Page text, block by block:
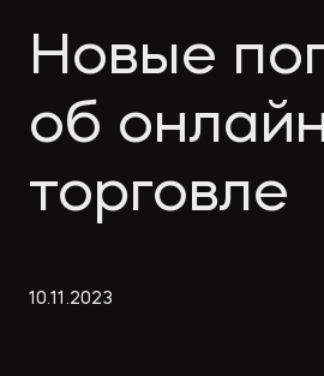
и
news
Новые
об
торговле
10.11 .2023